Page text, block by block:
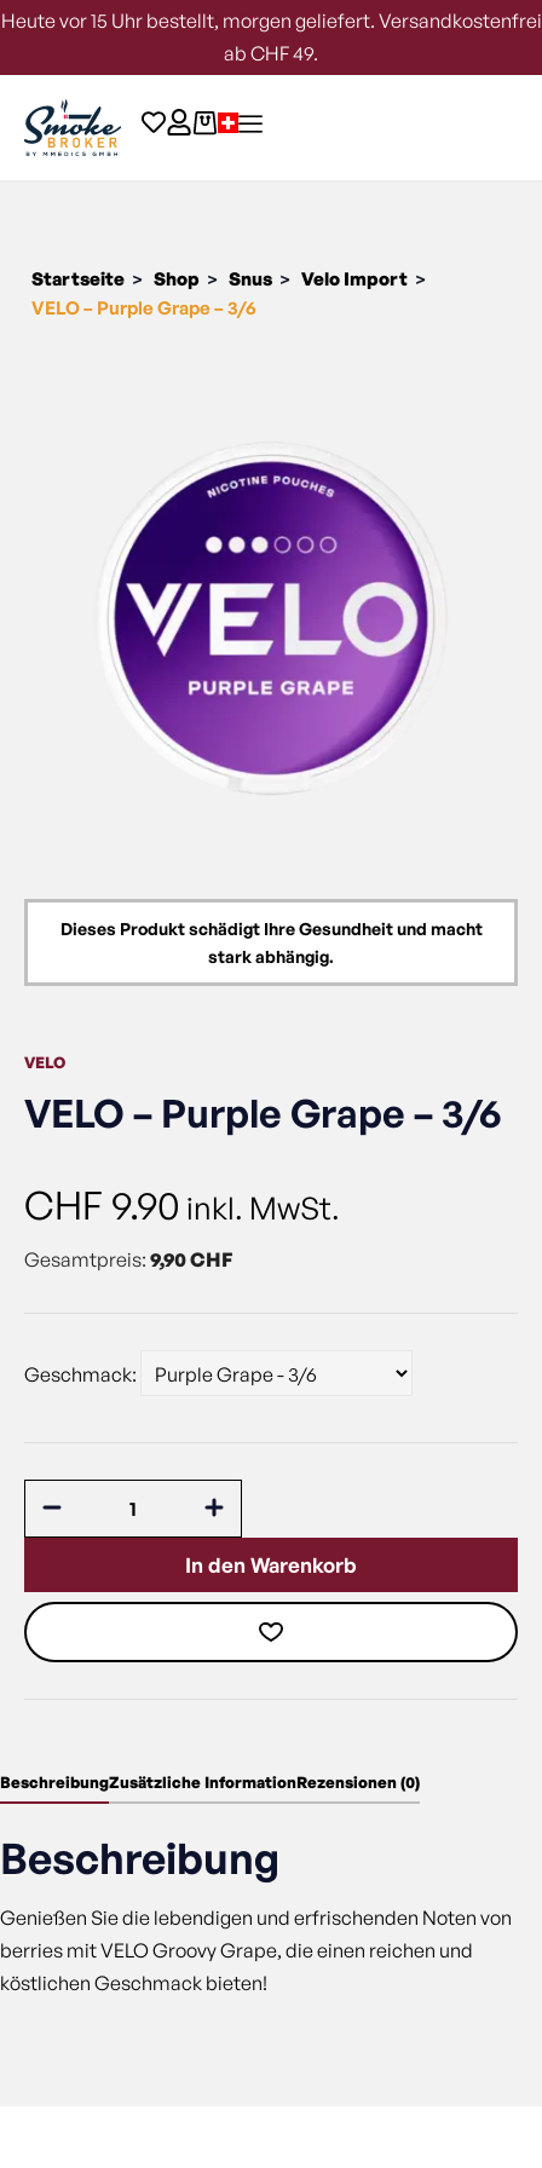
Heute vor 15 Uhr bestellt, morgen geliefert. Versandkostenfrei
ab CHF 49.
Startseite > Shop > Snus > Velo Import >
VELO – Purple Grape – 3/6
Dieses Produkt schädigt Ihre Gesundheit und macht
stark abhängig.
VELO
VELO – Purple Grape – 3/6
CHF 9.90 inkl. MwSt.
Gesamtpreis: 9,90 CHF
Geschmack:
In den Warenkorb
BeschreibungZusätzliche InformationRezensionen (0)
Beschreibung
Genießen Sie die lebendigen und erfrischenden Noten von
berries mit VELO Groovy Grape, die einen reichen und
köstlichen Geschmack bieten!